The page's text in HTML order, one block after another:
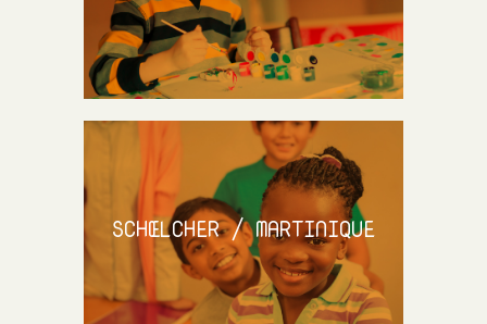
SCHŒLCHER / MARTINIQUE